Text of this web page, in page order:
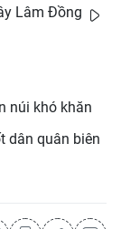
Lâm Đồng
núi khó khăn
dân quân biên